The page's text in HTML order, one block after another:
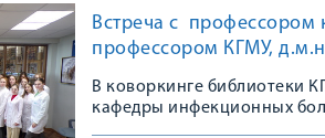
Встреча с
профессором КГМУ,
В коворкинге библиотеки
кафедры инфекционных